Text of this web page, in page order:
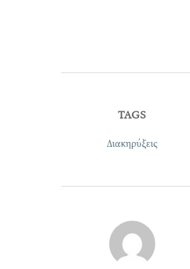
TAGS
Διακηρύξεις
POST AUTHOR